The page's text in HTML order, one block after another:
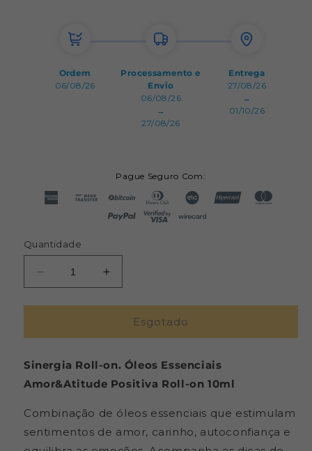
Ordem
06/08/26
Processamento e
Envio
06/08/26
→
27/08/26
Entrega
27/08/26
→
01/10/26
Pague Seguro Com:
Quantidade
Diminuir
a
quantidade
Sinergia
&amp;
Atitude
Roll-
-
Aumentar
a
quantidade
Sinergia
&amp;
Atitude
Roll-
-
Esgotado
Sinergia Roll-on. Óleos Essenciais
Amor&Atitude Positiva Roll-on 10ml
Combinação de óleos essenciais que estimulam
sentimentos de amor, carinho, autoconfiança e